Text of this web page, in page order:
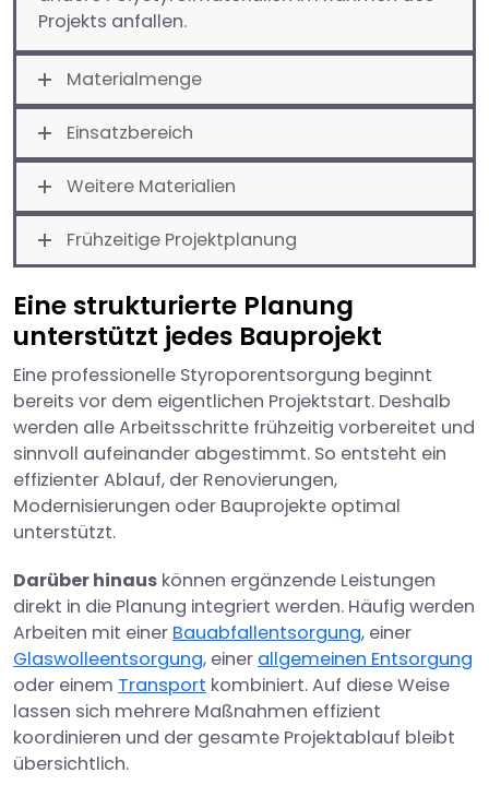
Projekts anfallen.
Materialmenge
Einsatzbereich
Weitere Materialien
Frühzeitige Projektplanung
Eine strukturierte Planung
unterstützt jedes Bauprojekt
Eine professionelle Styroporentsorgung beginnt
bereits vor dem eigentlichen Projektstart. Deshalb
werden alle Arbeitsschritte frühzeitig vorbereitet und
sinnvoll aufeinander abgestimmt. So entsteht ein
effizienter Ablauf, der Renovierungen,
Modernisierungen oder Bauprojekte optimal
unterstützt.
Darüber hinaus können ergänzende Leistungen
direkt in die Planung integriert werden. Häufig werden
Arbeiten mit einer Bauabfallentsorgung, einer
Glaswolleentsorgung, einer allgemeinen Entsorgung
oder einem Transport kombiniert. Auf diese Weise
lassen sich mehrere Maßnahmen effizient
koordinieren und der gesamte Projektablauf bleibt
übersichtlich.